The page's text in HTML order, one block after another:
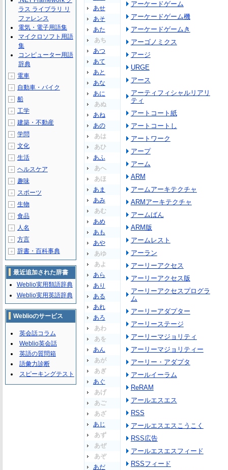
あせ
あそ
あた
あち
あつ
あて
あと
あな
あに
あぬ
あね
あの
あは
あひ
あふ
あへ
あほ
あま
あみ
あむ
あめ
あも
あや
あゆ
あよ
あら
あり
ある
あれ
あろ
あわ
あを
あん
あが
あぎ
あぐ
あげ
あご
あざ
あじ
あず
あぜ
あぞ
あだ
アーケードゲーム
アーケードゲーム機
アーケードゲームき
アーゴノミクス
アージ
URGE
アース
アーティフィシャルリアリ
ティ
アートコート紙
アートコートし
アートワーク
アープ
アーム
ARM
アームアーキテクチャ
ARMアーキテクチャ
アームばん
ARM版
アームレスト
アーラン
アーリーアクセス
アーリーアクセス版
アーリーアクセスプログラ
ム
アーリーアダプター
アーリーステージ
アーリーマジョリティ
アーリーマジョリティー
アーリー・アダプタ
アールイーラム
ReRAM
アールエスエス
RSS
アールエスエスこうこく
RSS広告
アールエスエスフィード
RSSフィード
ラス ライブラリ リ
ファレンス
電気・電子用語集
マイクロソフト用語
集
コンピューター用語
辞典
＋ 電車
＋ 自動車・バイク
＋ 船
＋ 工学
＋ 建築・不動産
＋ 学問
＋ 文化
＋ 生活
＋ ヘルスケア
＋ 趣味
＋ スポーツ
＋ 生物
＋ 食品
＋ 人名
＋ 方言
＋ 辞書・百科事典
最近追加された辞書
Weblio実用類語辞典
Weblio実用英語辞典
Weblioのサービス
英会話コラム
Weblio英会話
英語の質問箱
語彙力診断
スピーキングテスト